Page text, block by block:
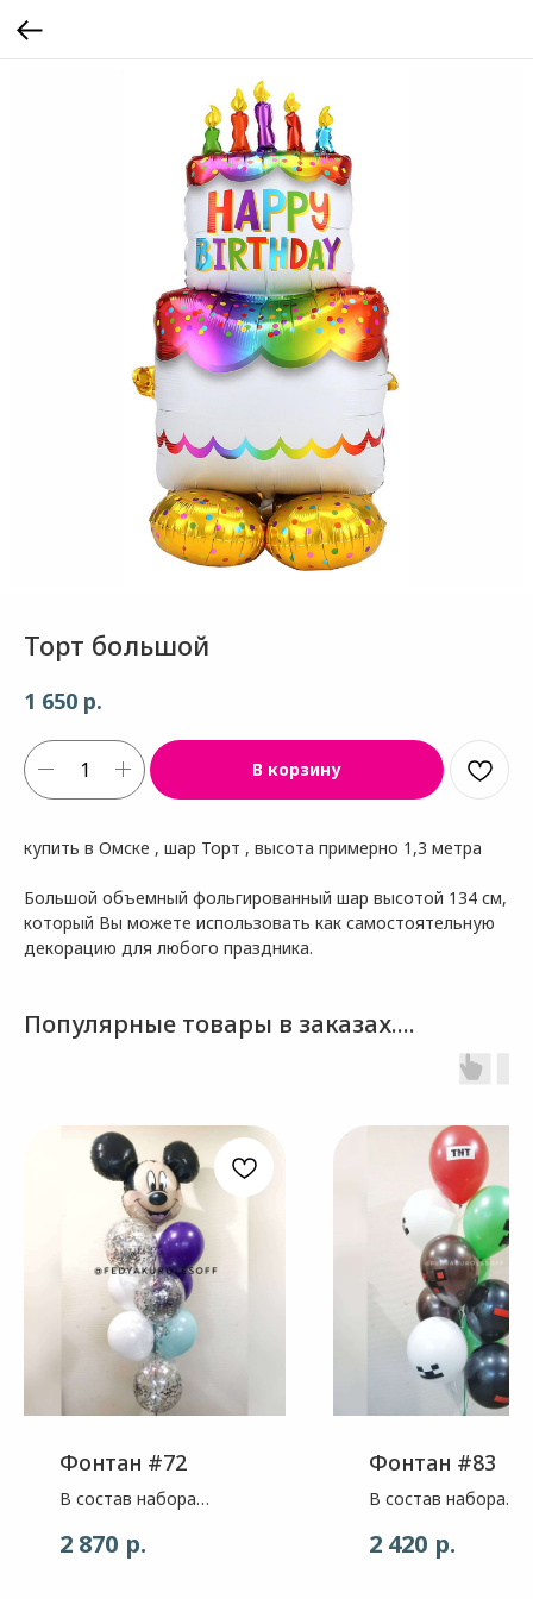
Торт большой
1 650 р.
В корзину
купить в Омске , шар Торт , высота примерно 1,3 метра
Большой объемный фольгированный шар высотой 134 см,
который Вы можете использовать как самостоятельную
декорацию для любого праздника.
Популярные товары в заказах....
Фонтан #72
В состав набора
Голова Микки Маус
2 870 р.
Фонтан #83
В состав набора
тематический
2 420 р.